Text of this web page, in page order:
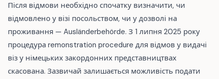
Після відмови необхідно спочатку визначити, чи
відмовлено у візі посольством, чи у дозволі на
проживання — Ausländerbehörde. З 1 липня 2025 року
процедура remonstration procedure для відмов у видачі
віз у німецьких закордонних представництвах
скасована. Зазвичай залишається можливість подати